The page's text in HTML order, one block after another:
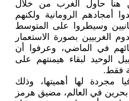
هنا حاول الغرب من خلال
أمجادهم الرومانية ولكنهم
وسيطروا على المتوسط
الغربيين بصورة الاستعمار
في الماضي، وعرفوا أن
الوحيد لبقاء هيمنتهم على
فقط.
مجردة لها أهميتها، وذلك
في العالم، مضيق هرمز